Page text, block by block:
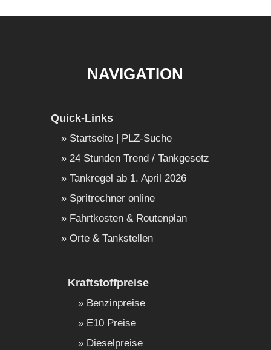
NAVIGATION
Quick-Links
Startseite | PLZ-Suche
24 Stunden Trend / Tankgesetz
Tankregel ab 1. April 2026
Spritrechner online
Fahrtkosten & Routenplan
Orte & Tankstellen
Kraftstoffpreise
Benzinpreise
E10 Preise
Dieselpreise